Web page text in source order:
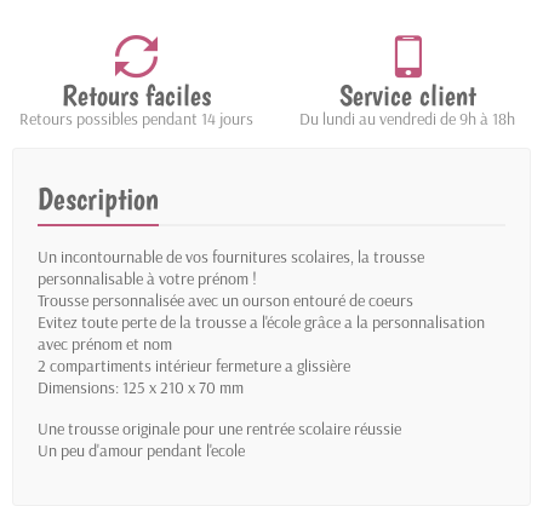
Retours faciles
Retours possibles pendant 14 jours
Service client
Du lundi au vendredi de 9h à 18h
Description
Un incontournable de vos fournitures scolaires, la trousse
personnalisable à votre prénom !
Trousse personnalisée avec un ourson entouré de coeurs
Evitez toute perte de la trousse a l'école grâce a la personnalisation
avec prénom et nom
2 compartiments intérieur fermeture a glissière
Dimensions: 125 x 210 x 70 mm
Une trousse originale pour une rentrée scolaire réussie
Un peu d'amour pendant l'ecole